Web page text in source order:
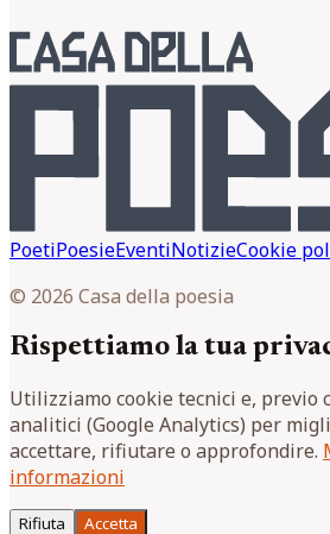
PoetiPoesieEventiNotizieCookie
© 2026 Casa della poesia
Rispettiamo la tua
Utilizziamo cookie tecnici e, previo
analitici (Google Analytics) per
accettare, rifiutare o approfondire.
informazioni
Rifiuta Accetta